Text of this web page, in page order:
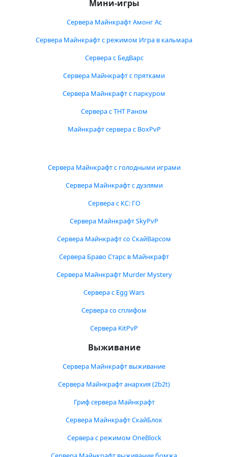
Мини-игры
Сервера Майнкрафт Амонг Ас
Сервера Майнкрафт с режимом Игра в кальмара
Сервера с БедВарс
Сервера Майнкрафт с прятками
Сервера Майнкрафт с паркуром
Сервера с ТНТ Раном
Майнкрафт сервера с BoxPvP
Сервера Майнкрафт с голодными играми
Сервера Майнкрафт с дуэлями
Сервера с КС: ГО
Сервера Майнкрафт SkyPvP
Сервера Майнкрафт со СкайВарсом
Сервера Браво Старс в Майнкрафт
Сервера Майнкрафт Murder Mystery
Сервера с Egg Wars
Сервера со сплифом
Сервера KitPvP
Выживание
Сервера Майнкрафт выживание
Сервера Майнкрафт анархия (2b2t)
Гриф сервера Майнкрафт
Сервера Майнкрафт СкайБлок
Сервера с режимом OneBlock